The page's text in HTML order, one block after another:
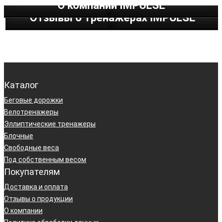
О компании IMPULSE
Отзывы о тренажерах IMPULSE
Каталог
Беговые дорожки
Велотренажеры
Эллиптические тренажеры
Блочные
Свободные веса
Под собственным весом
Покупателям
Доставка и оплата
Отзывы о продукции
О компании